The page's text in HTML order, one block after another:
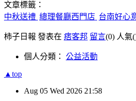
文章標籤：
中秋送禮 總理餐廳西門店 台南好心
柿子日報 發表在 痞客邦 留言(0) 人氣(
個人分類： 公益活動
▲top
Aug 05 Wed 2026 21:58